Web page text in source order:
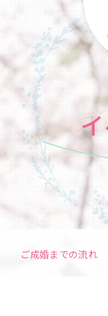
ご成婚までの流れ